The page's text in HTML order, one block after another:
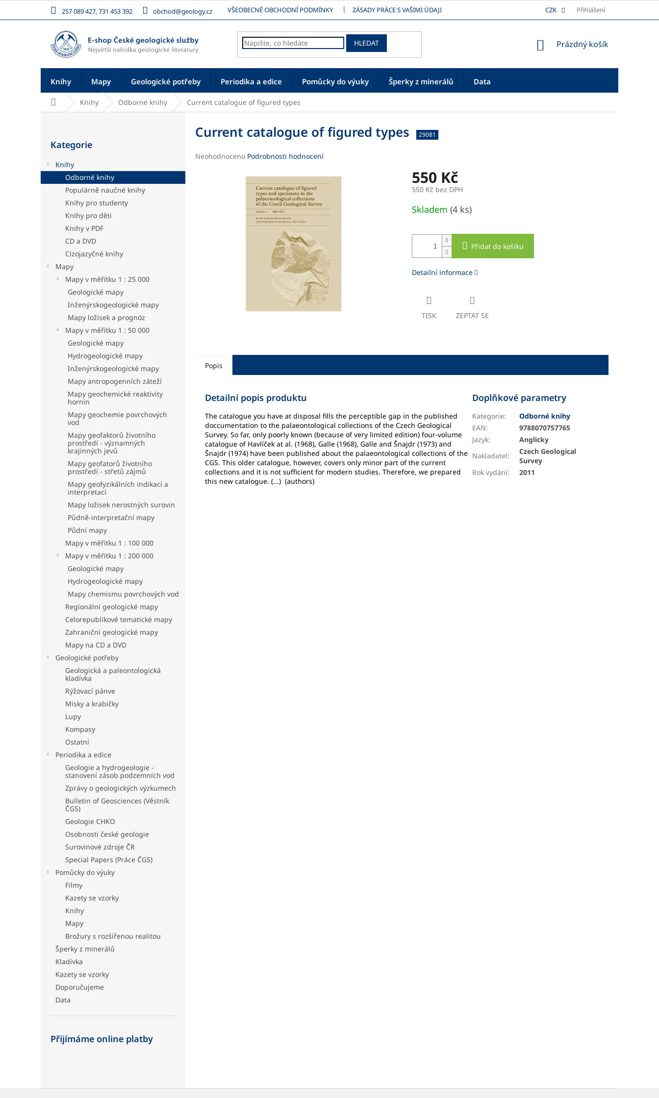
obsah
257 089 427, 731 453 392 obchod@geology.cz VŠEOBECNÉ OBCHODNÍ PODMÍNKY ZÁSADY PRÁCE S VAŠIMI ÚDAJI REKLAMAČNÍ ŘÁD PLATBA
CZK Přihlášení
HLEDAT
NÁKUPNÍ
Prázdný košík
Knihy Mapy Geologické potřeby Periodika a edice Pomůcky do výuky Šperky z minerálů Data
Domů Knihy Odborné knihy Current catalogue of figured types
a
n
kategorie
Kategorie
Knihy
Odborné knihy
Populárně naučné knihy
Knihy pro studenty
Knihy pro děti
Knihy v PDF
CD a DVD
Cizojazyčné knihy
Mapy
Mapy v měřítku 1 : 25 000
Geologické mapy
Inženýrskogeologické mapy
Mapy ložisek a prognóz
Mapy v měřítku 1 : 50 000
Geologické mapy
Hydrogeologické mapy
Inženýrskogeologické mapy
Mapy antropogenních záteží
Mapy geochemické reaktivity
hornin
Mapy geochemie povrchových
vod
Mapy geofaktorů životního
prostředí - významných
krajinných jevů
Mapy geofatorů životního
prostředí - střetů zájmů
Mapy geofyzikálních indikací a
interpretací
Mapy ložisek nerostných surovin
Půdně-interpretační mapy
Půdní mapy
Mapy v měřítku 1 : 100 000
Mapy v měřítku 1 : 200 000
Geologické mapy
Hydrogeologické mapy
Mapy chemismu povrchových vod
Regionální geologické mapy
Celorepublikové tematické mapy
Zahraniční geologické mapy
Mapy na CD a DVD
Geologické potřeby
Geologická a paleontologická
kladívka
Rýžovací pánve
Misky a krabičky
Lupy
Kompasy
Ostatní
Periodika a edice
Geologie a hydrogeologie -
stanovení zásob podzemních vod
Zprávy o geologických výzkumech
Bulletin of Geosciences (Věstník
ČGS)
Geologie CHKO
Osobnosti české geologie
Surovinové zdroje ČR
Special Papers (Práce ČGS)
Pomůcky do výuky
Filmy
Kazety se vzorky
Knihy
Mapy
Brožury s rozšířenou realitou
Šperky z minerálů
Kladívka
Kazety se vzorky
Doporučujeme
Data
Přijímáme online platby
Current catalogue of figured types 29081
Průměrné
Neohodnoceno Podrobnosti hodnocení
550 Kč
550 Kč bez DPH
cena:
Skladem (4 ks)
Přidat do košíku
Detailní informace
TISK ZEPTAT SE
Popis
Detailní popis produktu
The catalogue you have at disposal fills the perceptible gap in the published
doccumentation to the palaeontological collections of the Czech Geological
Survey. So far, only poorly known (because of very limited edition) four-volume
catalogue of Havlíček at al. (1968), Galle (1968), Galle and Šnajdr (1973) and
Šnajdr (1974) have been published about the palaeontological collections of the
CGS. This older catalogue, however, covers only minor part of the current
collections and it is not sufficient for modern studies. Therefore, we prepared
this new catalogue. (...) (authors)
Doplňkové parametry
Kategorie:
Odborné knihy
EAN:
9788070757765
Jazyk:
Anglicky
Nakladatel:
Czech Geological
Survey
Rok vydání: 2011